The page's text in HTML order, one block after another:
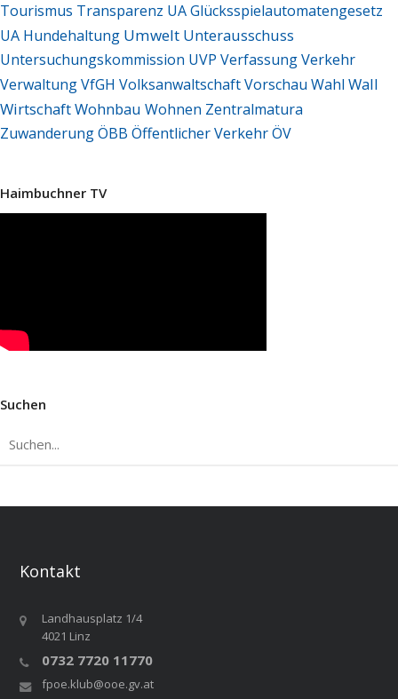
Tourismus Transparenz UA Glücksspielautomatengesetz
UA Hundehaltung Umwelt Unterausschuss
Untersuchungskommission UVP VerfassungVerkehr
VerwaltungVfGH VolksanwaltschaftVorschau Wahl Wall
WirtschaftWohnbau Wohnen Zentralmatura
ZuwanderungÖBB Öffentlicher VerkehrÖV
Haimbuchner TV
Suchen
Kontakt
Landhausplatz 1/4
4021 Linz
0732 7720 11770
fpoe.klub@ooe.gv.at